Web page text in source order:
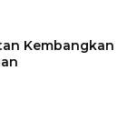
Kembangkan